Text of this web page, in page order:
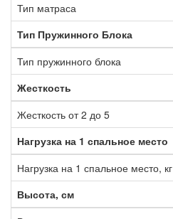
Тип матраса
Тип Пружинного Блока
Тип пружинного блока
Жесткость
Жесткость от 2 до 5
Нагрузка на 1 спальное место
Нагрузка на 1 спальное место, кг
Высота, см